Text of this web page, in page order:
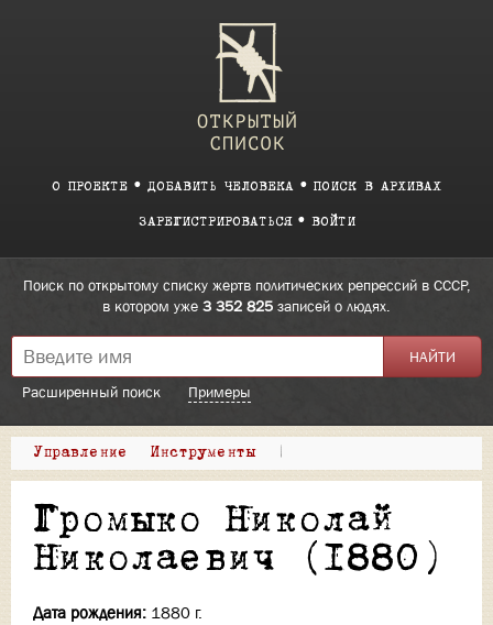
О ПРОЕКТЕ ДОБАВИТЬ ЧЕЛОВЕКА ПОИСК В АРХИВАХ
ЗАРЕГИСТРИРОВАТЬСЯ ВОЙТИ
Поиск по открытому списку жертв политических репрессий в СССР,
в котором уже 3 352 825 записей о людях.
Расширенный поиск Примеры
Управление Инструменты |
Громыко Николай
Николаевич (1880)
Дата рождения: 1880 г.